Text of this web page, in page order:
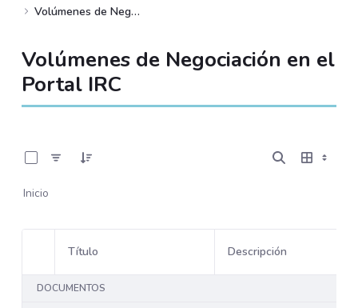
Volúmenes de Negociación
Volúmenes de Negociación en el
Portal IRC
Inicio
Selección del elemento
Título Descripción
DOCUMENTOS